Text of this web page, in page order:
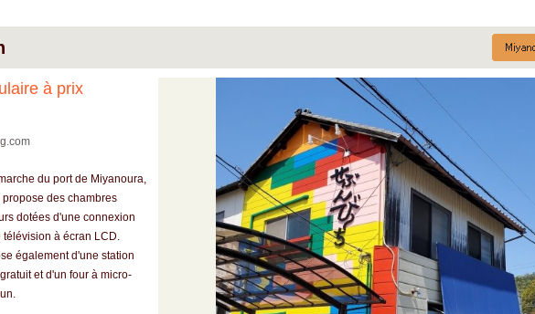
à prix
du port de Miyanoura,
propose des chambres
dotées d'une connexion
télévision à écran LCD.
également d'une station
et d'un four à micro-